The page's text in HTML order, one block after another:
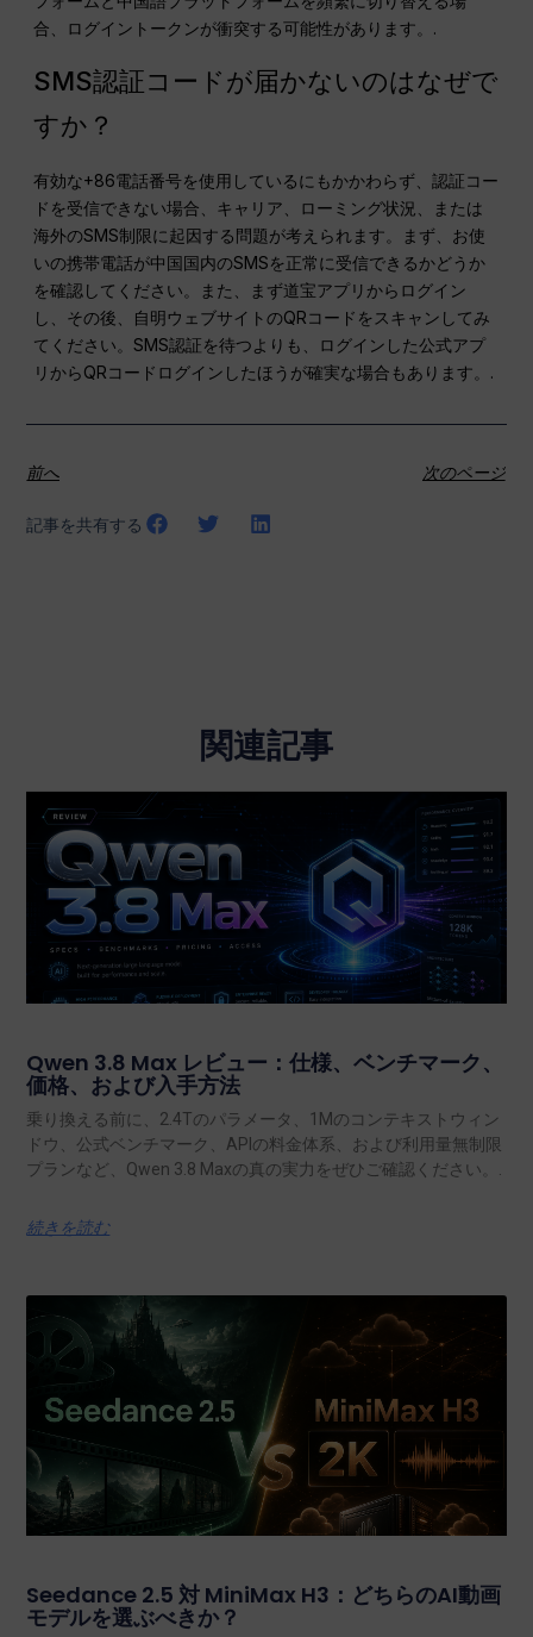
合、ログイントークンが衝突する可能性があります。.
SMS認証コードが届かないのはなぜで
すか？
有効な+86電話番号を使用しているにもかかわらず、認証コー
ドを受信できない場合、キャリア、ローミング状況、または
海外のSMS制限に起因する問題が考えられます。まず、お使
いの携帯電話が中国国内のSMSを正常に受信できるかどうか
を確認してください。また、まず道宝アプリからログイン
し、その後、自明ウェブサイトのQRコードをスキャンしてみ
てください。SMS認証を待つよりも、ログインした公式アプ
リからQRコードログインしたほうが確実な場合もあります。.
前へ 次のページ
記事を共有する
関連記事
Qwen 3.8 Max レビュー：仕様、ベンチマーク、
価格、および入手方法
乗り換える前に、2.4Tのパラメータ、1Mのコンテキストウィン
ドウ、公式ベンチマーク、APIの料金体系、および利用量無制限
プランなど、Qwen 3.8 Maxの真の実力をぜひご確認ください。.
続きを読む
Seedance 2.5 対 MiniMax H3：どちらのAI動画
モデルを選ぶべきか？